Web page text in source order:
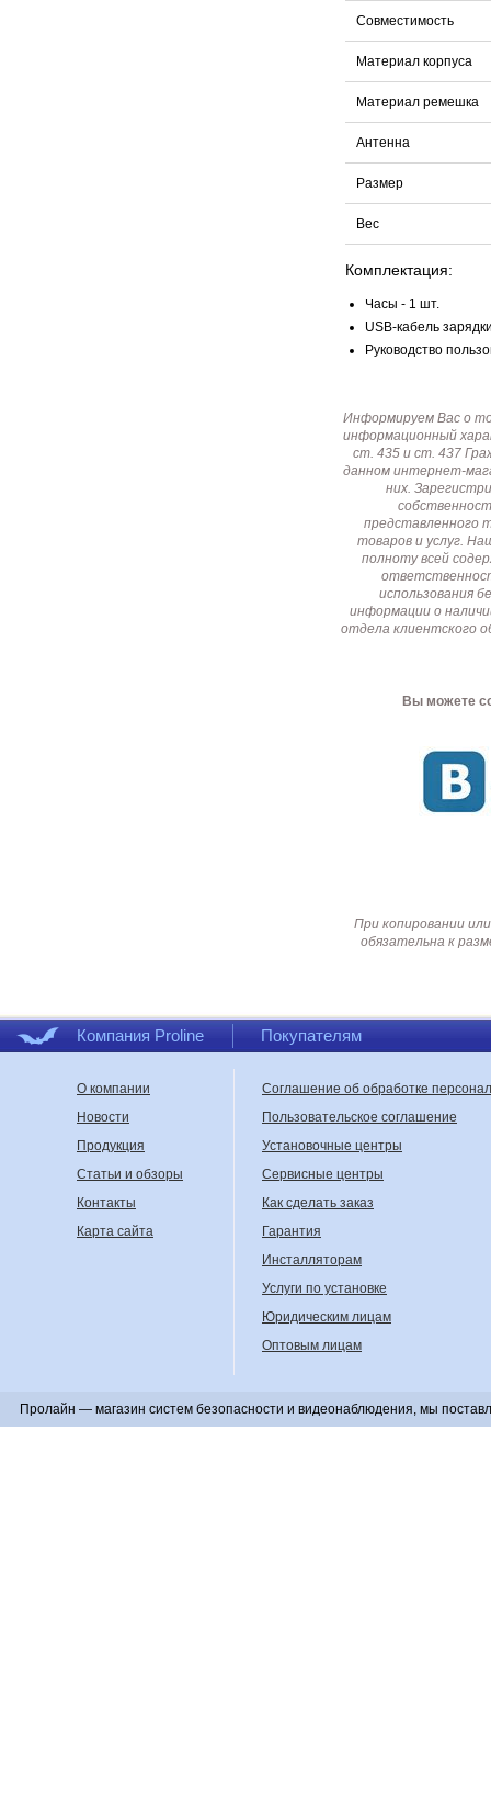
Совместимость
Материал корпуса
Материал ремешка
Антенна
Размер
Вес
Комплектация:
Часы - 1 шт.
USB-кабель
Руководство
Информируем Вас о
информационный
ст. 435 и ст. 437
данном интернет-
них.
представленного
товаров и услуг.
полноту всей
использования
информации о
отдела клиентского
Вы можете
При копировании
обязательна к
Компания Proline Покупателям
О компании
Новости
Продукция
Статьи и обзоры
Контакты
Карта сайта
Соглашение об обработке
Пользовательское соглашение
Установочные центры
Сервисные центры
Как сделать заказ
Гарантия
Инсталляторам
Услуги по установке
Юридическим лицам
Оптовым лицам
Пролайн — магазин систем безопасности и видеонаблюдения, мы